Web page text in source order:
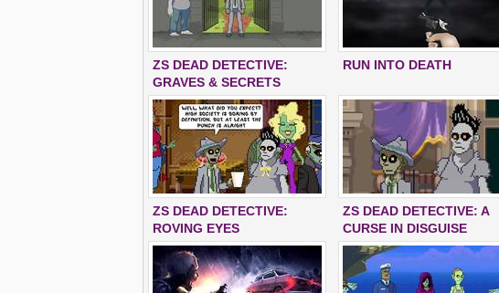
ZS DEAD DETECTIVE:
GRAVES & SECRETS
RUN INTO DEATH
ZS DEAD DETECTIVE:
ROVING EYES
ZS DEAD DETECTIVE: A
CURSE IN DISGUISE